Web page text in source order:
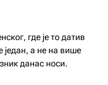
где је то датив
један, а не на више
данас носи.